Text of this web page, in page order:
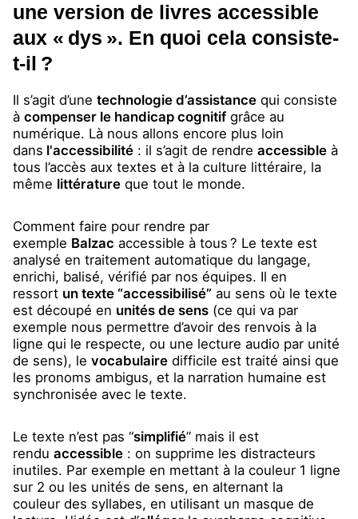
une version de livres accessible
aux « dys ». En quoi cela consiste-
t-il ?
Il s’agit d’une technologie d’assistance qui consiste
à compenser le handicap cognitif grâce au
numérique. Là nous allons encore plus loin
dans l'accessibilité : il s’agit de rendre accessible à
tous l’accès aux textes et à la culture littéraire, la
même littérature que tout le monde.
Comment faire pour rendre par
exemple Balzac accessible à tous ? Le texte est
analysé en traitement automatique du langage,
enrichi, balisé, vérifié par nos équipes. Il en
ressort un texte “accessibilisé” au sens où le texte
est découpé en unités de sens (ce qui va par
exemple nous permettre d’avoir des renvois à la
ligne qui le respecte, ou une lecture audio par unité
de sens), le vocabulaire difficile est traité ainsi que
les pronoms ambigus, et la narration humaine est
synchronisée avec le texte.
Le texte n’est pas “simplifié” mais il est
rendu accessible : on supprime les distracteurs
inutiles. Par exemple en mettant à la couleur 1 ligne
sur 2 ou les unités de sens, en alternant la
couleur des syllabes, en utilisant un masque de